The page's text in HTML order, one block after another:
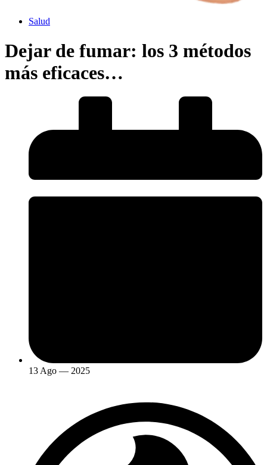
Salud
Dejar de fumar: los 3 métodos
más eficaces…
13 Ago — 2025